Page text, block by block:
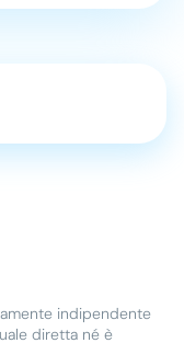
indipendente
diretta né è